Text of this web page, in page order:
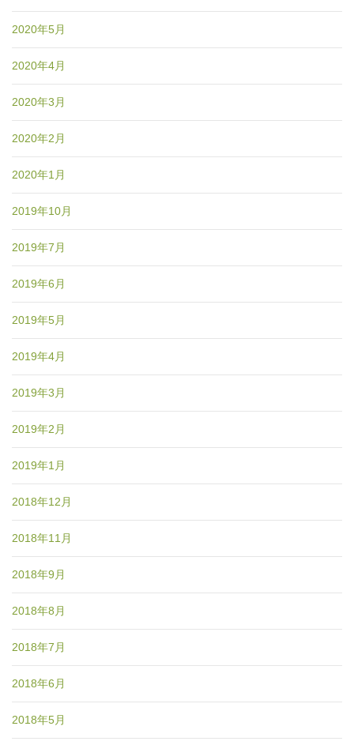
2020年5月
2020年4月
2020年3月
2020年2月
2020年1月
2019年10月
2019年7月
2019年6月
2019年5月
2019年4月
2019年3月
2019年2月
2019年1月
2018年12月
2018年11月
2018年9月
2018年8月
2018年7月
2018年6月
2018年5月